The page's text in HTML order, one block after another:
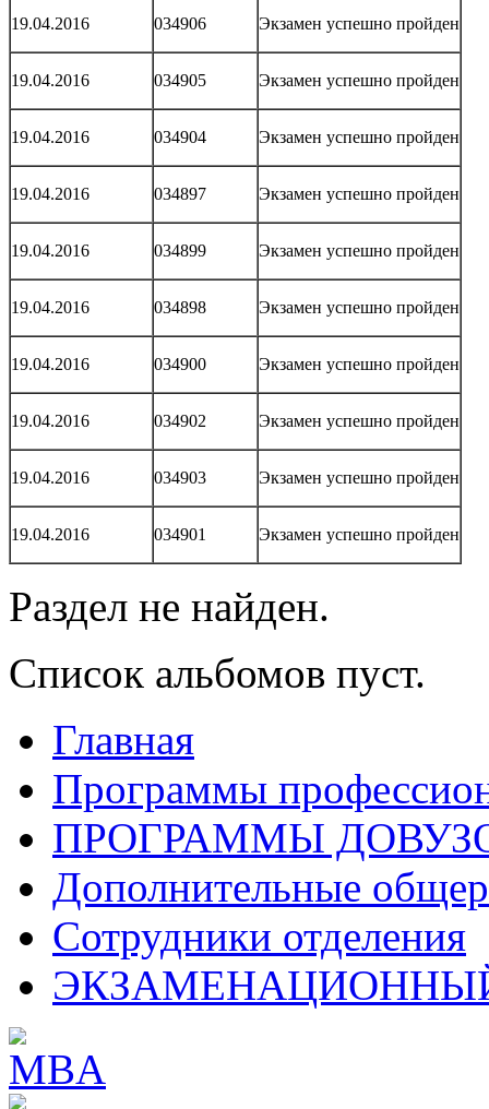
19.04.2016 034906 Экзамен успешно пройден
19.04.2016 034905 Экзамен успешно пройден
19.04.2016 034904 Экзамен успешно пройден
19.04.2016 034897 Экзамен успешно пройден
19.04.2016 034899 Экзамен успешно пройден
19.04.2016 034898 Экзамен успешно пройден
19.04.2016 034900 Экзамен успешно пройден
19.04.2016 034902 Экзамен успешно пройден
19.04.2016 034903 Экзамен успешно пройден
19.04.2016 034901 Экзамен успешно пройден
Раздел не найден.
Список альбомов пуст.
Главная
Программы
ПРОГРАММЫ
Дополнительные
Сотрудники отделения
ЭКЗАМЕНАЦИОННЫЙ